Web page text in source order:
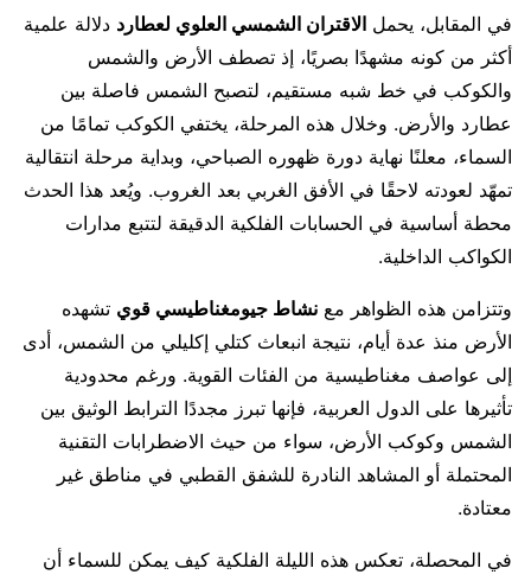
في المقابل، يحمل الاقتران الشمسي العلوي لعطارد دلالة علمية
أكثر من كونه مشهدًا بصريًا، إذ تصطف الأرض والشمس
والكوكب في خط شبه مستقيم، لتصبح الشمس فاصلة بين
عطارد والأرض. وخلال هذه المرحلة، يختفي الكوكب تمامًا من
السماء، معلنًا نهاية دورة ظهوره الصباحي، وبداية مرحلة انتقالية
تمهّد لعودته لاحقًا في الأفق الغربي بعد الغروب. ويُعد هذا الحدث
محطة أساسية في الحسابات الفلكية الدقيقة لتتبع مدارات
الكواكب الداخلية.
وتتزامن هذه الظواهر مع نشاط جيومغناطيسي قوي تشهده
الأرض منذ عدة أيام، نتيجة انبعاث كتلي إكليلي من الشمس، أدى
إلى عواصف مغناطيسية من الفئات القوية. ورغم محدودية
تأثيرها على الدول العربية، فإنها تبرز مجددًا الترابط الوثيق بين
الشمس وكوكب الأرض، سواء من حيث الاضطرابات التقنية
المحتملة أو المشاهد النادرة للشفق القطبي في مناطق غير
معتادة.
في المحصلة، تعكس هذه الليلة الفلكية كيف يمكن للسماء أن